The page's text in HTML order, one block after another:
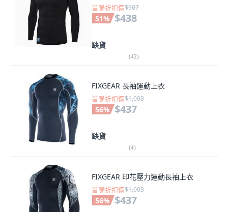
首購折扣價$907
51% $438
缺貨
(42)
FIXGEAR 長袖運動上衣
首購折扣價$1,003
56% $437
缺貨
(4)
FIXGEAR 印花壓力運動長袖上衣
首購折扣價$1,003
56% $437